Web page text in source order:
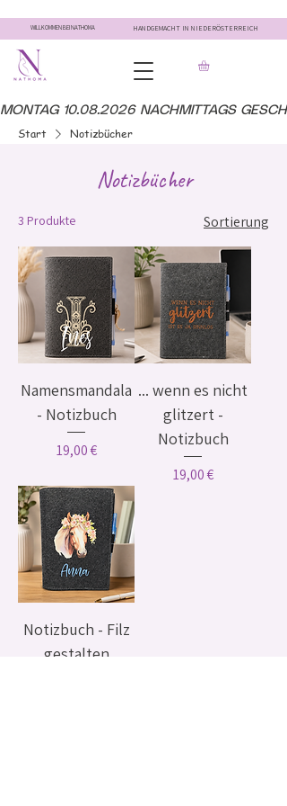
WILLKOMMEN BEI NATHOMA HANDGEMACHT IN NIEDERÖSTERREICH
MONTAG 10.08.2026 NACHMITTAGS
Start Notizbücher
Notizbücher
3 Produkte Sortierung
Namensmandala
- Notizbuch
Preis
19,00 €
... wenn es nicht
glitzert -
Notizbuch
Preis
19,00 €
Notizbuch - Filz
gestalten